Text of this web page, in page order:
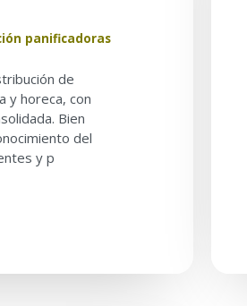
panificadoras
de
y horeca, con
Bien
del
y p